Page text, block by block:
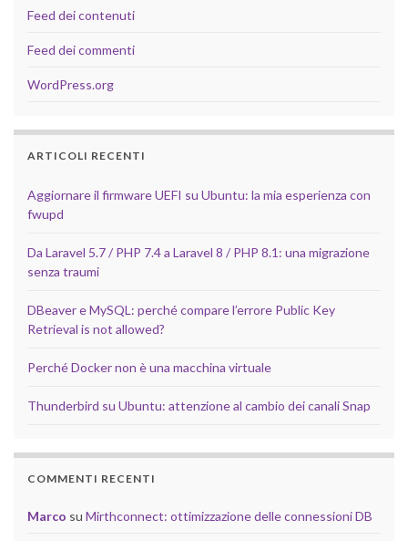
Feed dei contenuti
Feed dei commenti
WordPress.org
ARTICOLI RECENTI
Aggiornare il firmware UEFI su Ubuntu: la mia esperienza con
fwupd
Da Laravel 5.7 / PHP 7.4 a Laravel 8 / PHP 8.1: una migrazione
senza traumi
DBeaver e MySQL: perché compare l’errore Public Key
Retrieval is not allowed?
Perché Docker non è una macchina virtuale
Thunderbird su Ubuntu: attenzione al cambio dei canali Snap
COMMENTI RECENTI
Marco su Mirthconnect: ottimizzazione delle connessioni DB